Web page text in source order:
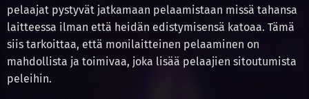
pelaajat pystyvät jatkamaan pelaamistaan missä tahansa
laitteessa ilman että heidän edistymisensä katoaa. Tämä
siis tarkoittaa, että monilaitteinen pelaaminen on
mahdollista ja toimivaa, joka lisää pelaajien sitoutumista
peleihin.